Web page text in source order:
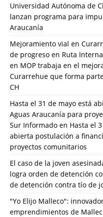
Universidad Autónoma de
lanzan programa para
Araucanía
Mejoramiento vial en
de progreso en Ruta
en MOP trabaja en el
Curarrehue que forma
CH
Hasta el 31 de mayo está
Aguas Araucanía para
Sur Informado en Hasta el
abierta postulación a
proyectos comunitarios
El caso de la joven
logra orden de detención
de detención contra tío de
"Yo Elijo Malleco":
emprendimientos de